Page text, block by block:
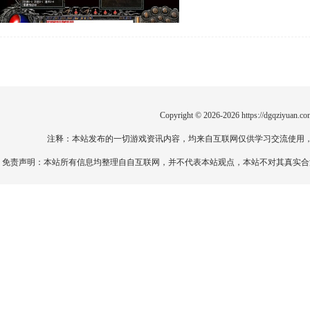
Copyright © 2026-2026 https://
注释：本站发布的一切游戏资讯内容，均来自互联网仅供学习交流使
免责声明：本站所有信息均整理自自互联网，并不代表本站观点，本站不对其真实